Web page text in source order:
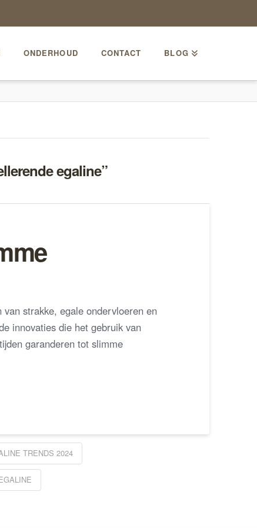
ONDERHOUD CONTACT BLOG
egaline”
strakke, egale ondervloeren en
innovaties die het gebruik van
garanderen tot slimme
TRENDS 2024